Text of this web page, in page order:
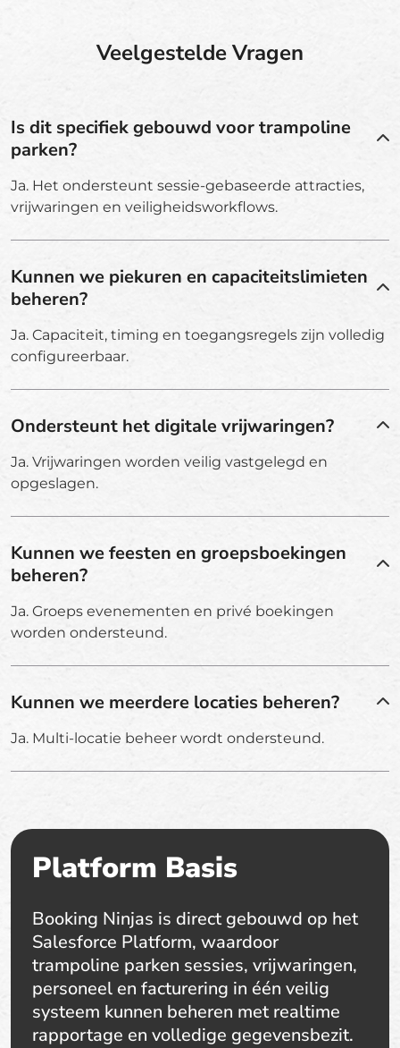
Veelgestelde Vragen
Is dit specifiek gebouwd voor trampoline
parken?
Ja. Het ondersteunt sessie-gebaseerde attracties,
vrijwaringen en veiligheidsworkflows.
Kunnen we piekuren en capaciteitslimieten
beheren?
Ja. Capaciteit, timing en toegangsregels zijn volledig
configureerbaar.
Ondersteunt het digitale vrijwaringen?
Ja. Vrijwaringen worden veilig vastgelegd en
opgeslagen.
Kunnen we feesten en groepsboekingen
beheren?
Ja. Groeps evenementen en privé boekingen
worden ondersteund.
Kunnen we meerdere locaties beheren?
Ja. Multi-locatie beheer wordt ondersteund.
Platform Basis
Booking Ninjas is direct gebouwd op het
Salesforce Platform, waardoor
trampoline parken sessies, vrijwaringen,
personeel en facturering in één veilig
systeem kunnen beheren met realtime
rapportage en volledige gegevensbezit.